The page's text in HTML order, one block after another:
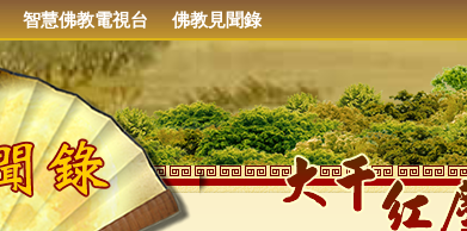
智慧佛教電視台 佛教見聞錄